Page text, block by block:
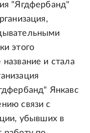
"Ягдфербанд"
этого
и стала
Янкавс
связи с
убывших в